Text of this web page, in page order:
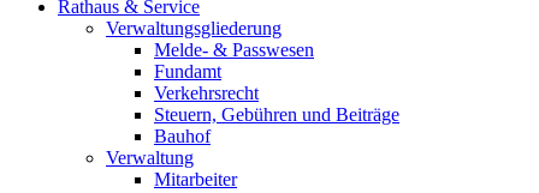
Rathaus & Service
Verwaltungsgliederung
Melde- & Passwesen
Fundamt
Verkehrsrecht
Steuern, Gebühren und Beiträge
Bauhof
Verwaltung
Mitarbeiter